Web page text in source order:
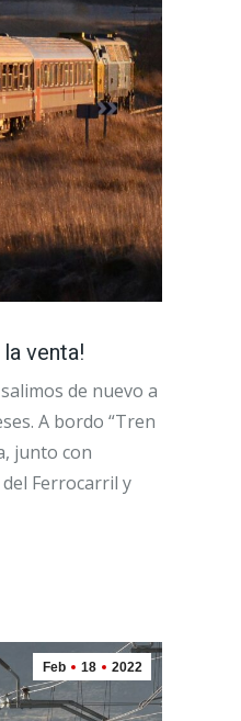
venta!
de nuevo a
A bordo “Tren
junto con
Ferrocarril y
Feb 18 2022